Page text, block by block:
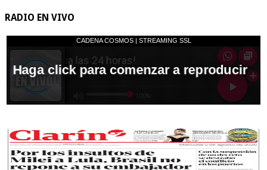
RADIO EN VIVO